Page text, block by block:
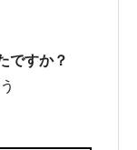
ですか？